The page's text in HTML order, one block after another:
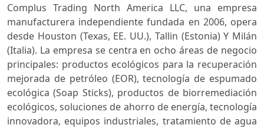
Complus Trading North America LLC, una empresa
manufacturera independiente fundada en 2006, opera
desde Houston (Texas, EE. UU.), Tallin (Estonia) Y Milán
(Italia). La empresa se centra en ocho áreas de negocio
principales: productos ecológicos para la recuperación
mejorada de petróleo (EOR), tecnología de espumado
ecológica (Soap Sticks), productos de biorremediación
ecológicos, soluciones de ahorro de energía, tecnología
innovadora, equipos industriales, tratamiento de agua